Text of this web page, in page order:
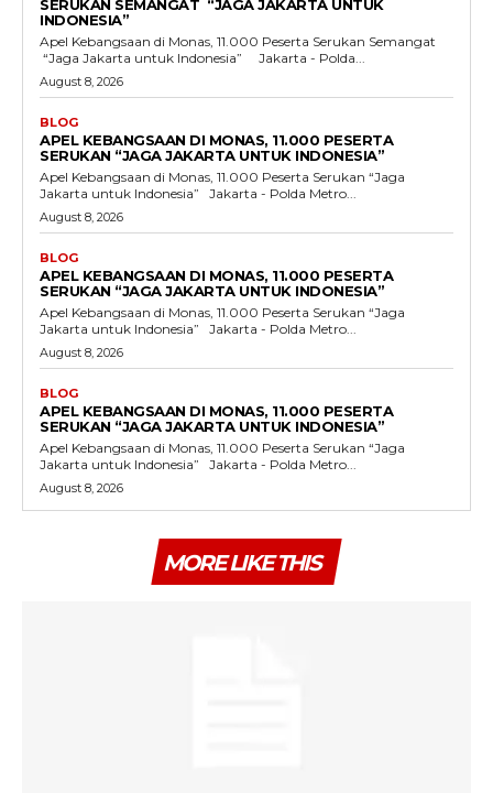
SERUKAN SEMANGAT “JAGA JAKARTA UNTUK
INDONESIA”
Apel Kebangsaan di Monas, 11.000 Peserta Serukan Semangat
“Jaga Jakarta untuk Indonesia” Jakarta - Polda...
August 8, 2026
BLOG
APEL KEBANGSAAN DI MONAS, 11.000 PESERTA
SERUKAN “JAGA JAKARTA UNTUK INDONESIA”
Apel Kebangsaan di Monas, 11.000 Peserta Serukan “Jaga
Jakarta untuk Indonesia” Jakarta - Polda Metro...
August 8, 2026
BLOG
APEL KEBANGSAAN DI MONAS, 11.000 PESERTA
SERUKAN “JAGA JAKARTA UNTUK INDONESIA”
Apel Kebangsaan di Monas, 11.000 Peserta Serukan “Jaga
Jakarta untuk Indonesia” Jakarta - Polda Metro...
August 8, 2026
BLOG
APEL KEBANGSAAN DI MONAS, 11.000 PESERTA
SERUKAN “JAGA JAKARTA UNTUK INDONESIA”
Apel Kebangsaan di Monas, 11.000 Peserta Serukan “Jaga
Jakarta untuk Indonesia” Jakarta - Polda Metro...
August 8, 2026
MORE LIKE THIS